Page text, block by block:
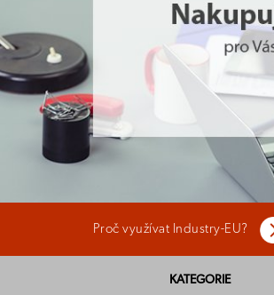
Proč využívat Industry-EU?
KATEGORIE